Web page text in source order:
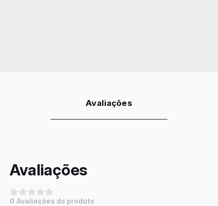
Avaliações
Avaliações
0 Avaliações do produto